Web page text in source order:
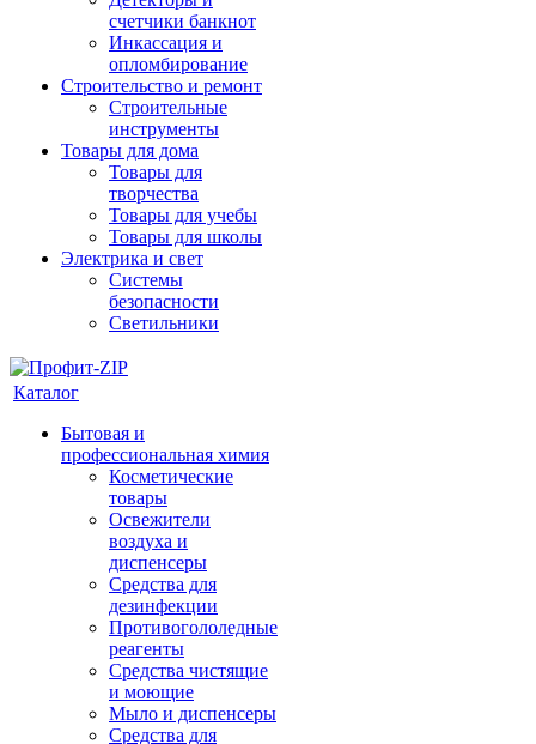
счетчики банкнот
Инкассация и
опломбирование
Строительство и ремонт
Строительные
инструменты
Товары для дома
Товары для
творчества
Товары для учебы
Товары для школы
Электрика и свет
Системы
безопасности
Светильники
Каталог
Бытовая и
профессиональная химия
Косметические
товары
Освежители
воздуха и
диспенсеры
Средства для
дезинфекции
Противогололедные
реагенты
Средства чистящие
и моющие
Мыло и диспенсеры
Средства для